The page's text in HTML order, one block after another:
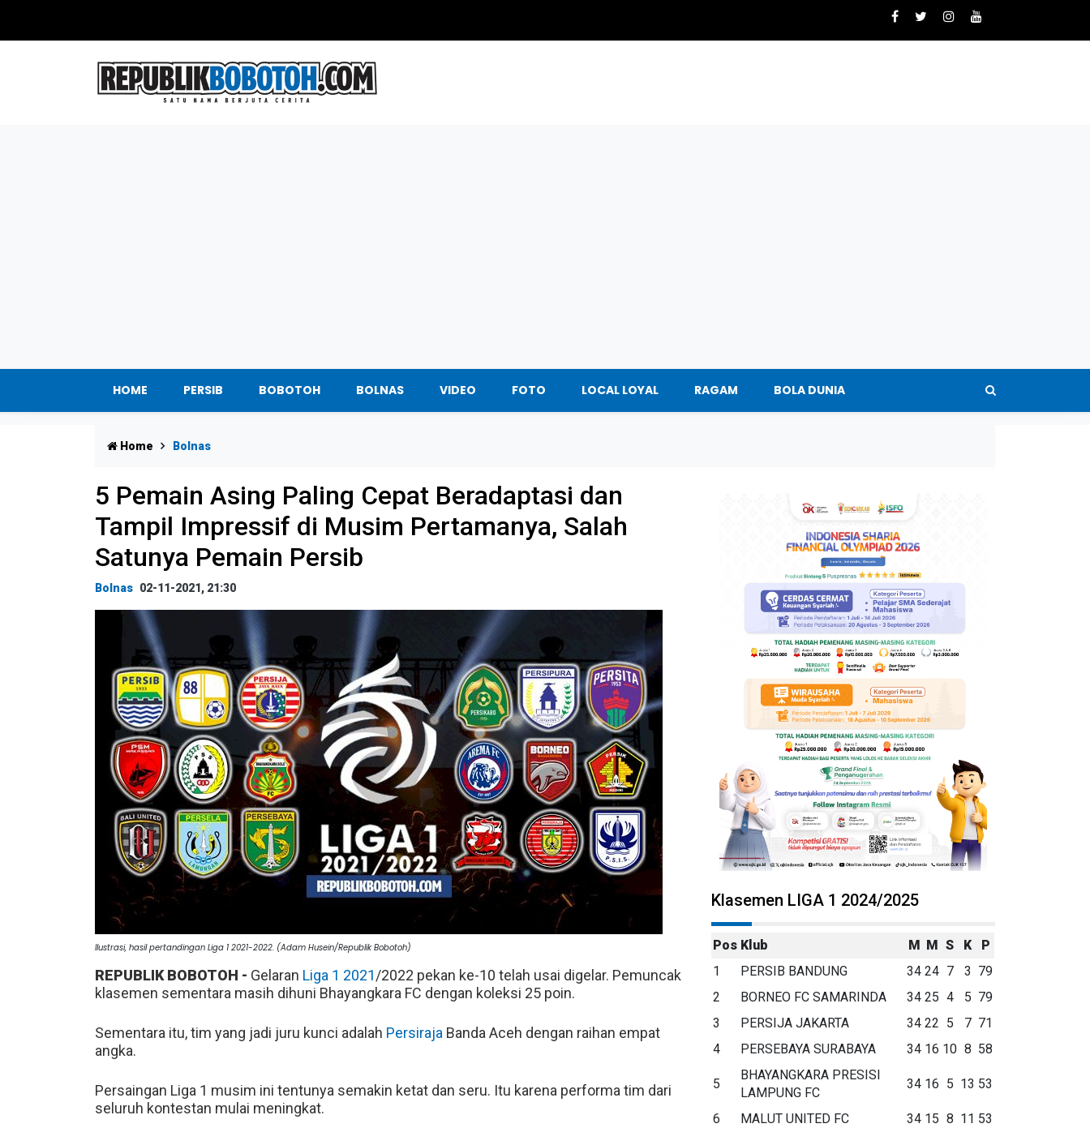
HOME PERSIB BOBOTOH BOLNAS VIDEO FOTO LOCAL LOYAL RAGAM BOLA DUNIA
Home Bolnas
5 Pemain Asing Paling Cepat Beradaptasi dan
Tampil Impressif di Musim Pertamanya, Salah
Satunya Pemain Persib
Bolnas 02-11-2021, 21:30
Ilustrasi, hasil pertandingan Liga 1 2021-2022. (Adam Husein/Republik Bobotoh)
REPUBLIK BOBOTOH - Gelaran Liga 1 2021/2022 pekan ke-10 telah usai digelar. Pemuncak
klasemen sementara masih dihuni Bhayangkara FC dengan koleksi 25 poin.
Sementara itu, tim yang jadi juru kunci adalah Persiraja Banda Aceh dengan raihan empat
angka.
Persaingan Liga 1 musim ini tentunya semakin ketat dan seru. Itu karena performa tim dari
seluruh kontestan mulai meningkat.
Klasemen LIGA 1 2024/2025
Pos Klub M M S K
P
1
PERSIB BANDUNG 34 24 7 3 79
2
BORNEO FC SAMARINDA 34 25 4 5 79
3
PERSIJA JAKARTA 34 22 5 7 71
4
PERSEBAYA SURABAYA 34 16 10 8 58
5
BHAYANGKARA PRESISI
LAMPUNG FC
34 16 5 13 53
6 MALUT UNITED FC 34 15 8 11 53